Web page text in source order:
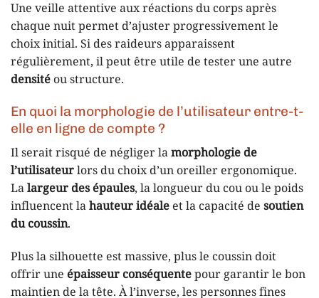
Une veille attentive aux réactions du corps après
chaque nuit permet d’ajuster progressivement le
choix initial. Si des raideurs apparaissent
régulièrement, il peut être utile de tester une autre
densitéou structure.
En quoi la morphologie de l’utilisateur entre-t-
elle en ligne de compte ?
Il serait risqué de négliger lamorphologie de
l’utilisateurlors du choix d’un oreiller ergonomique.
Lalargeur des épaules, la longueur du cou ou le poids
influencent lahauteur idéaleet la capacité de soutien
du coussin.
Plus la silhouette est massive, plus le coussin doit
offrir une épaisseur conséquentepour garantir le bon
maintien de la tête. À l’inverse, les personnes fines